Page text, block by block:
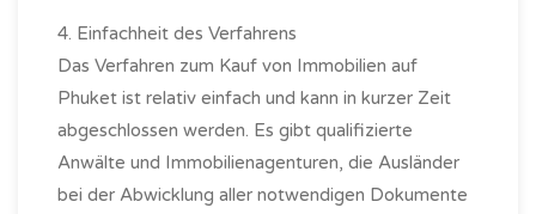
4. Einfachheit des Verfahrens
Das Verfahren zum Kauf von Immobilien auf
Phuket ist relativ einfach und kann in kurzer Zeit
abgeschlossen werden. Es gibt qualifizierte
Anwälte und Immobilienagenturen, die Ausländer
bei der Abwicklung aller notwendigen Dokumente